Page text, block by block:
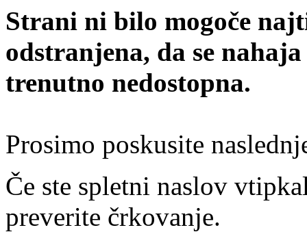
Strani ni bilo mogoče
odstranjena, da se
trenutno nedostopna.
Prosimo poskusite
Če ste spletni naslov
preverite črkovanje.